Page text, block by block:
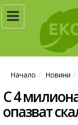
Начало Новини
С 4
опазват